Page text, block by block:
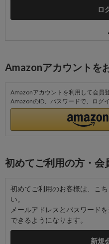
Amazonアカウントを
Amazonアカウントを利用して会員
AmazonのID、パスワードで、ログ
初めてご利用の方・会
初めてご利用のお客様は、こ
い。
メールアドレスとパスワード
できるようになります。